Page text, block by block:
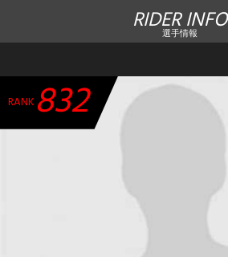
ランキング
チーム・選手
加盟・登録
エントリー
RIDER INFO
選手情報
RANK 832